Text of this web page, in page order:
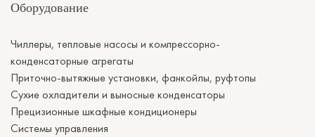
Оборудование
Чиллеры, тепловые насосы и компрессорно-
конденсаторные агрегаты
Приточно-вытяжные установки, фанкойлы, руфтопы
Сухие охладители и выносные конденсаторы
Прецизионные шкафные кондиционеры
Системы управления